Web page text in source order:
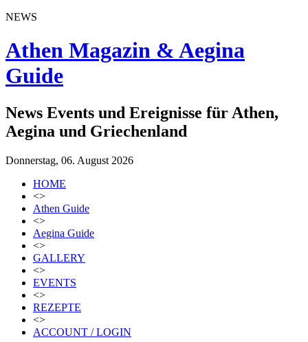
NEWS
Athen Magazin & Aegina
Guide
News Events und Ereignisse für Athen,
Aegina und Griechenland
Donnerstag, 06. August 2026
HOME
<>
Athen Guide
<>
Aegina Guide
<>
GALLERY
<>
EVENTS
<>
REZEPTE
<>
ACCOUNT / LOGIN